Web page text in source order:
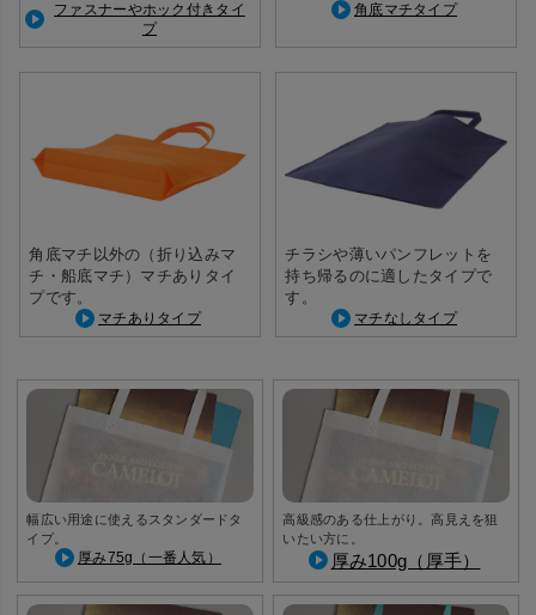
ファスナーやホック付きタイ
プ
角底マチタイプ
角底マチ以外の（折り込みマ
チ・船底マチ）マチありタイ
プです。
マチありタイプ
チラシや薄いパンフレットを
持ち帰るのに適したタイプで
す。
マチなしタイプ
幅広い用途に使えるスタンダードタ
イプ。
厚み75g（一番人気）
高級感のある仕上がり。高見えを狙
いたい方に。
厚み100g（厚手）